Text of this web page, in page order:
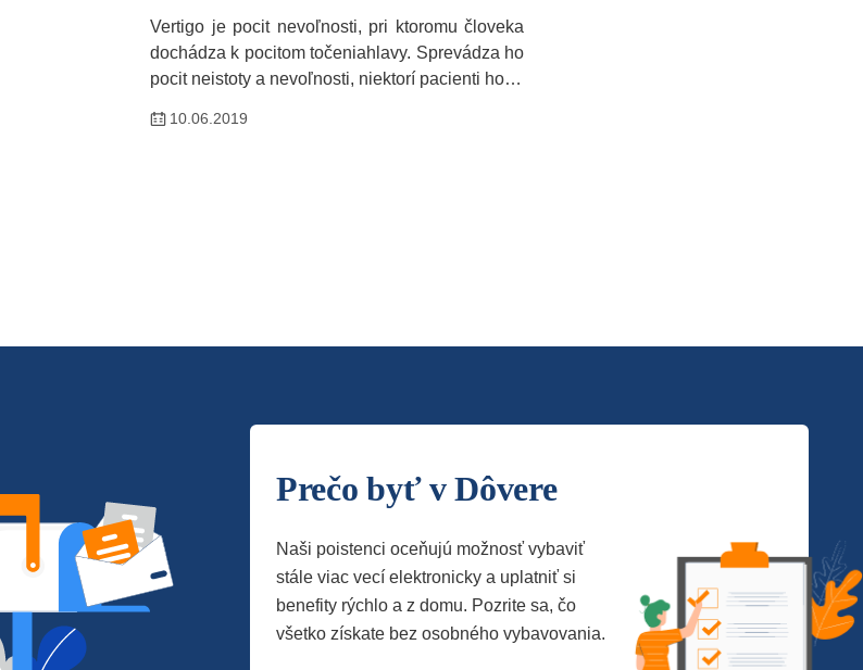
Vertigo je pocit nevoľnosti, pri ktoromu človeka
dochádza k pocitom točeniahlavy. Sprevádza ho
pocit neistoty a nevoľnosti, niektorí pacienti ho…
10.06.2019
Prečo byť v Dôvere
Naši poistenci oceňujú možnosť vybaviť
stále viac vecí elektronicky a uplatniť si
benefity rýchlo a z domu. Pozrite sa, čo
všetko získate bez osobného vybavovania.